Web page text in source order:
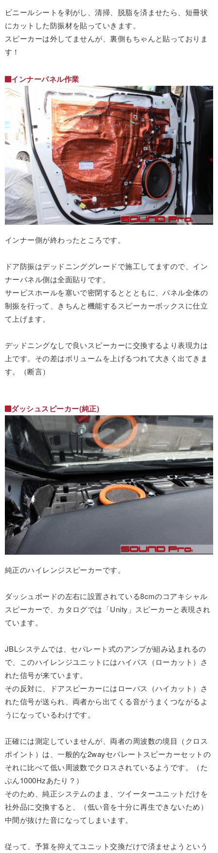
ビニールシートを剥がし、清掃、脱脂を済ませたら、短冊状
にカットした防振材を貼っていきます。
スピーカーは外してませんが、裏側もちゃんと貼っておりま
す！
インナーパネル作業
インナー側が終わったところです。
ドア防振はデッドニンググレードで施工してますので、イン
ナーパネル側は全面貼りです。
サービスホールを塞いで密閉するととともに、パネル全体の
制振を行って、きちんと機能するスピーカーボックスに仕立
て上げます。
デッドニングなしで良いスピーカーに交換するより表現力は
上です。その差はボリュームを上げるつれて大きく出てきま
す。（断言）
ダッシュスピーカー(純正)
純正のハイレンジスピーカーです。
ダッシュボードの左右に設置されている8cmのコアキシャル
スピーカーで、カタログでは「Unity」スピーカーと表現され
ています。
JBLシステムでは、セパレート式のアンプが組み込まれるの
で、このハイレンジユニットにはハイパス（ローカット）さ
れた信号が来ています。
その反対に、ドアスピーカーにはローパス（ハイカット）さ
れた信号が送られ、両者から出てくる音がうまくつながるよ
うになっているわけです。
正確には測定していませんが、両者の周波数の境目（クロス
ポイント）は、一般的な2wayセパレートスピーカーセットの
それに比べて低い周波数でクロスされているようです。（た
ぶん1000Hzあたり？）
そのため、純正システムのまま、ツイーターユニットだけを
社外品に交換すると、（低い音を十分に再生できないため）
中間が抜けた音になってしまいます。
従って、予算を抑えてユニット交換だけで済ませようという